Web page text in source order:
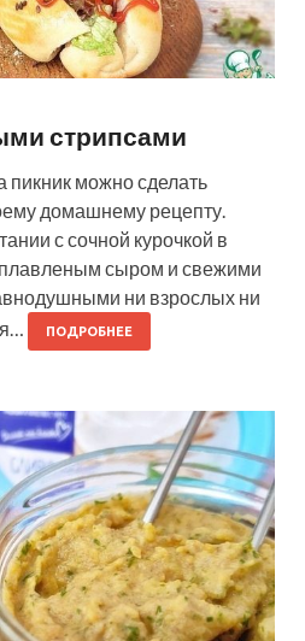
стрипсами
пикник можно сделать
домашнему рецепту.
с сочной курочкой в
сыром и свежими
ни взрослых ни
ПОДРОБНЕЕ